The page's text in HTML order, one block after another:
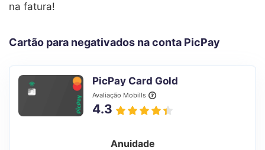
na fatura!
Cartão para negativados na conta PicPay
PicPay Card Gold
Avaliação Mobills
4.3
Anuidade